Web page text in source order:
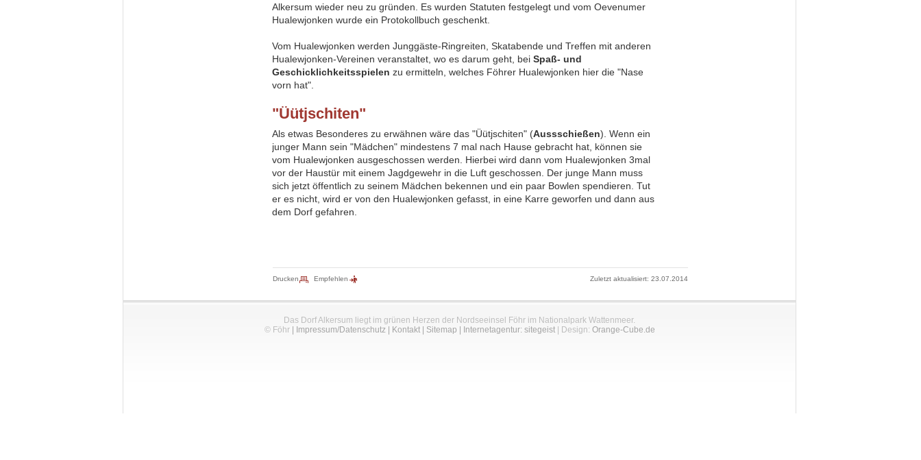
Alkersum wieder neu zu gründen. Es wurden Statuten festgelegt und vom Oevenumer
Hualewjonken wurde ein Protokollbuch geschenkt.
Vom Hualewjonken werden Junggäste-Ringreiten, Skatabende und Treffen mit anderen
Hualewjonken-Vereinen veranstaltet, wo es darum geht, bei Spaß- und
Geschicklichkeitsspielen zu ermitteln, welches Föhrer Hualewjonken hier die "Nase
vorn hat".
"Üütjschiten"
Als etwas Besonderes zu erwähnen wäre das "Üütjschiten" (Aussschießen). Wenn ein
junger Mann sein "Mädchen" mindestens 7 mal nach Hause gebracht hat, können sie
vom Hualewjonken ausgeschossen werden. Hierbei wird dann vom Hualewjonken 3mal
vor der Haustür mit einem Jagdgewehr in die Luft geschossen. Der junge Mann muss
sich jetzt öffentlich zu seinem Mädchen bekennen und ein paar Bowlen spendieren. Tut
er es nicht, wird er von den Hualewjonken gefasst, in eine Karre geworfen und dann aus
dem Dorf gefahren.
Drucken Empfehlen Zuletzt aktualisiert: 23.07.2014
Das Dorf Alkersum liegt im grünen Herzen der Nordseeinsel Föhr im Nationalpark Wattenmeer.
© Föhr| Impressum/Datenschutz| Kontakt| Sitemap | Internetagentur: sitegeist| Design: Orange-Cube.de